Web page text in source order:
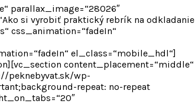
parallax_image=“28026″
si vyrobiť praktický rebrík na odkladanie
css_animation=“fadeIn“
el_class=“mobile_hdl“]
content_placement=“middle“
peknebyvat.sk/wp-
repeat: no-repeat